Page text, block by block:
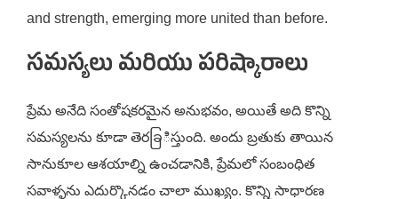
and strength, emerging more united than before.
సమస్యలు మరియు పరిష్కారాలు
ప్రేమ అనేది సంతోషకరమైన అనుభవం, అయితే అది కొన్ని
సమస్యలను కూడా తెరခြిస్తుంది. అందు బ్రతుకు తాయిన
సానుకూల ఆశయాల్ని ఉంచడానికి, ప్రేమలో సంబంధిత
సవాళ్ళను ఎదుర్కొనడం చాలా ముఖ్యం. కొన్ని సాధారణ